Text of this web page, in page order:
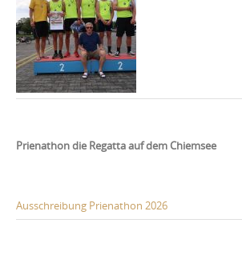
Prienathon die Regatta auf dem Chiemsee
Ausschreibung Prienathon 2026